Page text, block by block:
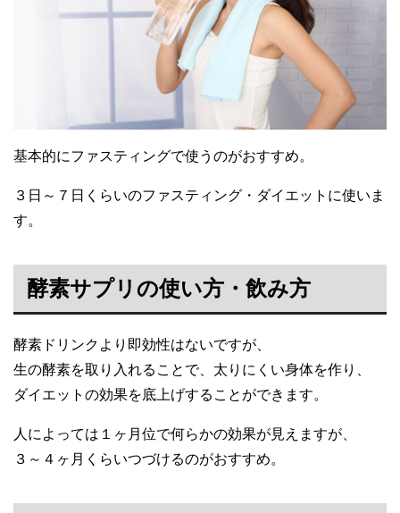
基本的にファスティングで使うのがおすすめ。
３日～７日くらいのファスティング・ダイエットに使いま
す。
酵素サプリの使い方・飲み方
酵素ドリンクより即効性はないですが、
生の酵素を取り入れることで、太りにくい身体を作り、
ダイエットの効果を底上げすることができます。
人によっては１ヶ月位で何らかの効果が見えますが、
３～４ヶ月くらいつづけるのがおすすめ。